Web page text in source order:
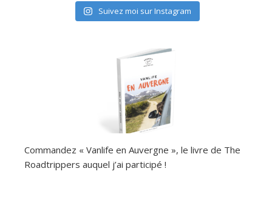
Suivez moi sur Instagram
Commandez « Vanlife en Auvergne », le livre de The
Roadtrippers auquel j’ai participé !